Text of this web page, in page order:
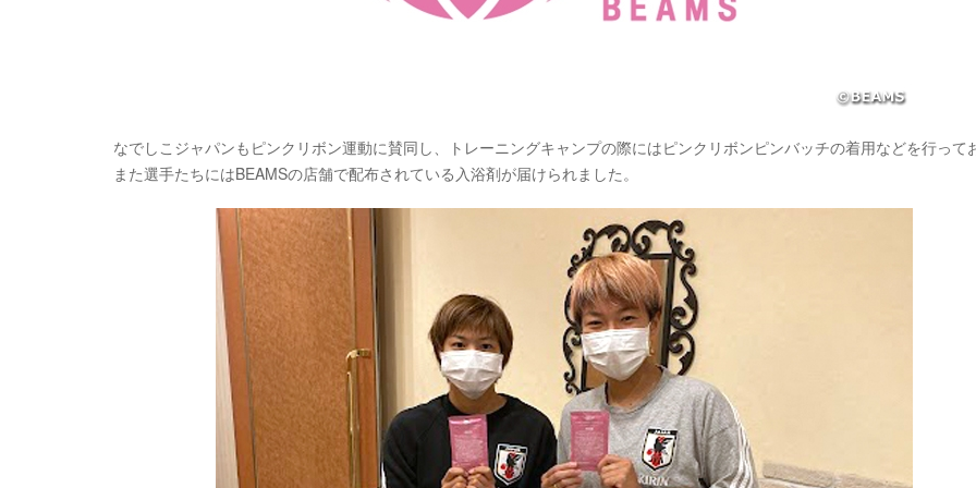
なでしこジャパンもピンクリボン運動に賛同し、トレーニングキャンプの際にはピンクリボンピンバッチの着用などを行って
また選手たちにはBEAMSの店舗で配布されている入浴剤が届けられました。